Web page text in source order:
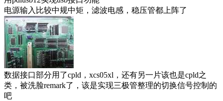
电源输入比较中规中矩，滤波电感，稳压管都上阵了
数据接口部分用了cpld，xcs05xl，还有另一片该也是cpld之
类，被洗脸remark了，该是实现三极管整理的切换信号控制的
吧